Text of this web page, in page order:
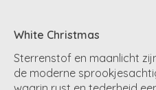
White Christmas
Sterrenstof en maanlicht
de moderne